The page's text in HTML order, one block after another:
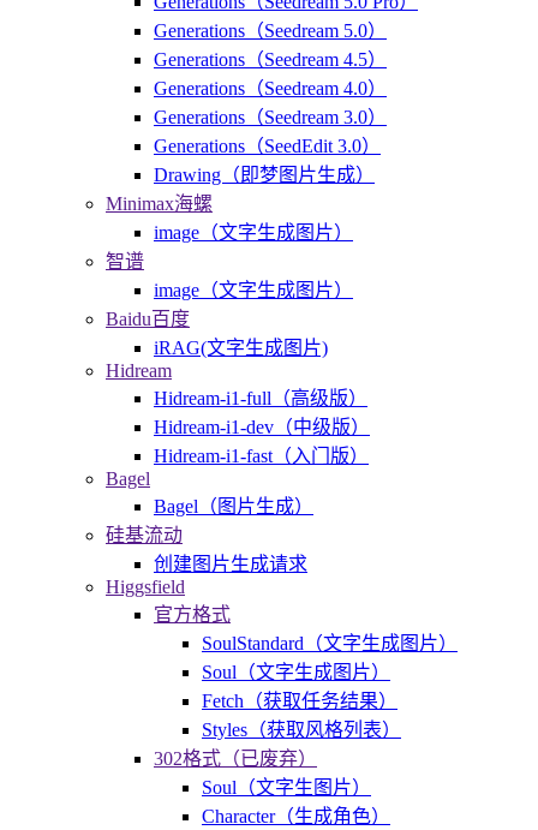
Generations（Seedream 5.0）
Generations（Seedream 4.5）
Generations（Seedream 4.0）
Generations（Seedream 3.0）
Generations（SeedEdit 3.0）
Drawing（即梦图片生成）
Minimax海螺
image（文字生成图片）
智谱
image（文字生成图片）
Baidu百度
iRAG(文字生成图片)
Hidream
Hidream-i1-full（高级版）
Hidream-i1-dev（中级版）
Hidream-i1-fast（入门版）
Bagel
Bagel（图片生成）
硅基流动
创建图片生成请求
Higgsfield
官方格式
SoulStandard（文字生成图片）
Soul（文字生成图片）
Fetch（获取任务结果）
Styles（获取风格列表）
302格式（已废弃）
Soul（文字生图片）
Character（生成角色）